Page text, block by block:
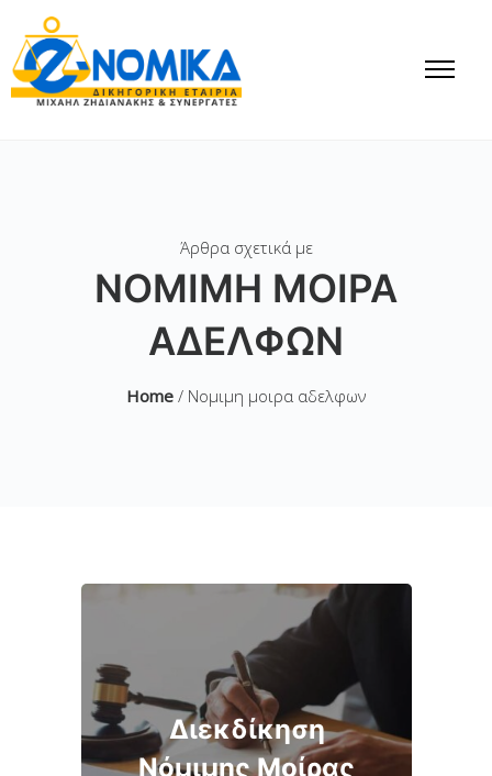
Άρθρα σχετικά με
ΝΟΜΙΜΗ ΜΟΙΡΑ
ΑΔΕΛΦΩΝ
Home / Νομιμη μοιρα αδελφων
Διεκδίκηση
Νόμιμης Μοίρας